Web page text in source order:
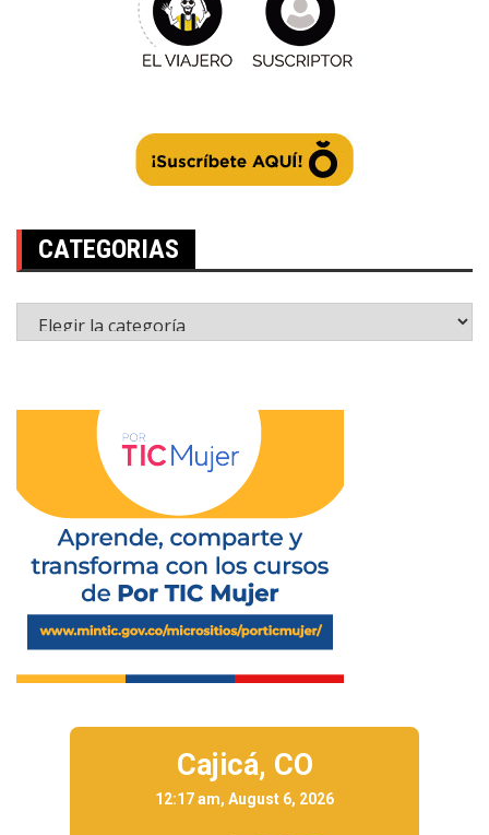
CATEGORIAS
Cajicá, CO
12:17 am, August 6, 2026